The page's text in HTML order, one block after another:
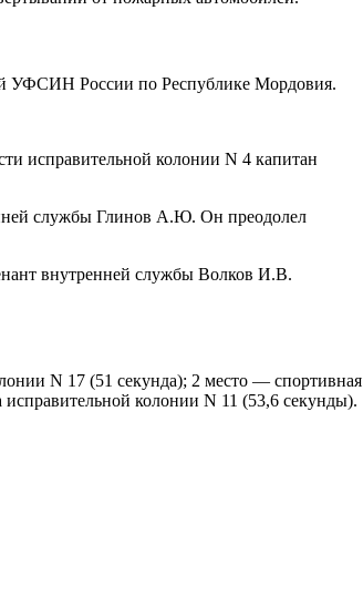
УФСИН России по Республике Мордовия.
исправительной колонии N 4 капитан
службы Глинов А.Ю. Он преодолел
внутренней службы Волков И.В.
N 17 (51 секунда); 2 место — спортивная
колонии N 11 (53,6 секунды).